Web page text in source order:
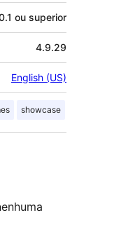
ou superior
4.9.29
English (US)
showcase